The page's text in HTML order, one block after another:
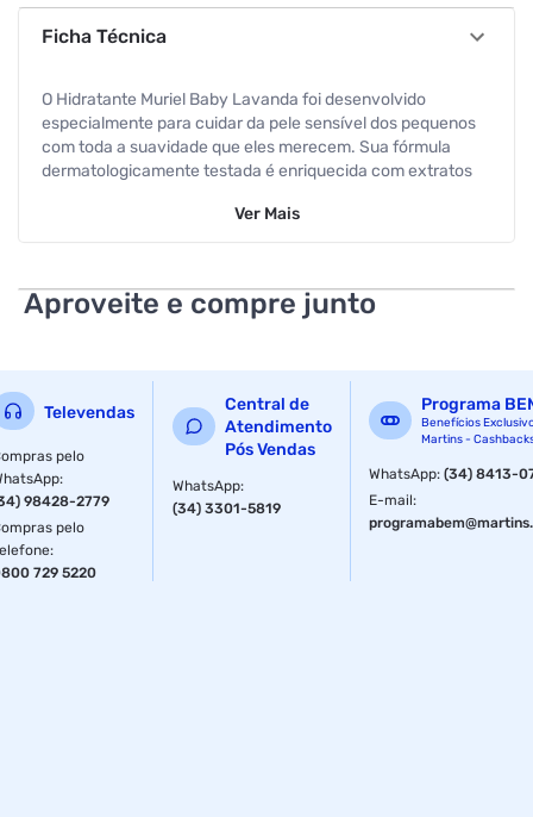
Ficha Técnica
O Hidratante Muriel Baby Lavanda foi desenvolvido
especialmente para cuidar da pele sensível dos pequenos
com toda a suavidade que eles merecem. Sua fórmula
dermatologicamente testada é enriquecida com extratos
bebê com um toque aveludado e saudável, amigão. O
e calmantes. Aplicar o hidratante através de uma
massagem suave após o banho morno é o segredo para
Ver Mais
Aproveite e compre junto
Televendas
pelo
:
98428-2779
pelo
:
729 5220
Central de
Atendimento
Pós Vendas
WhatsApp:
(34) 3301-5819
Programa
Benefícios
Martins -
WhatsApp:(34) 8413-
E-mail: